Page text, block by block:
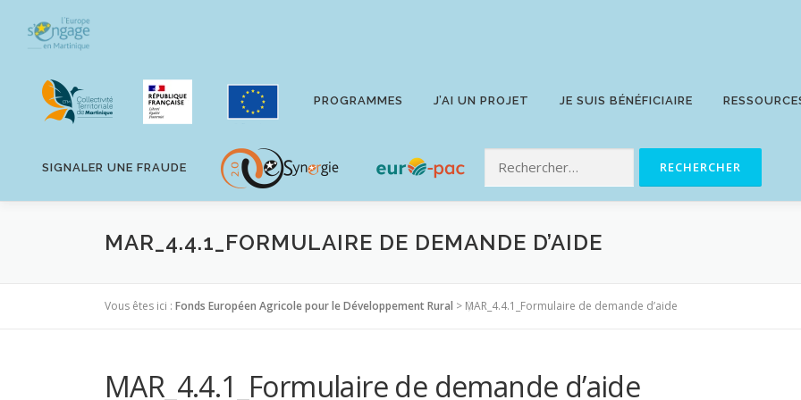
contenu
PROGRAMMES J’AI UN PROJET JE SUIS BÉNÉFICIAIRE
SIGNALER UNE FRAUDE
MAR_4.4.1_FORMULAIRE DE DEMANDE D’AIDE
Vous êtes ici : Fonds Européen Agricole pour le Développement Rural > MAR_4.4.1_Formulaire de demande d’aide
MAR_4.4.1_Formulaire de demande d’aide